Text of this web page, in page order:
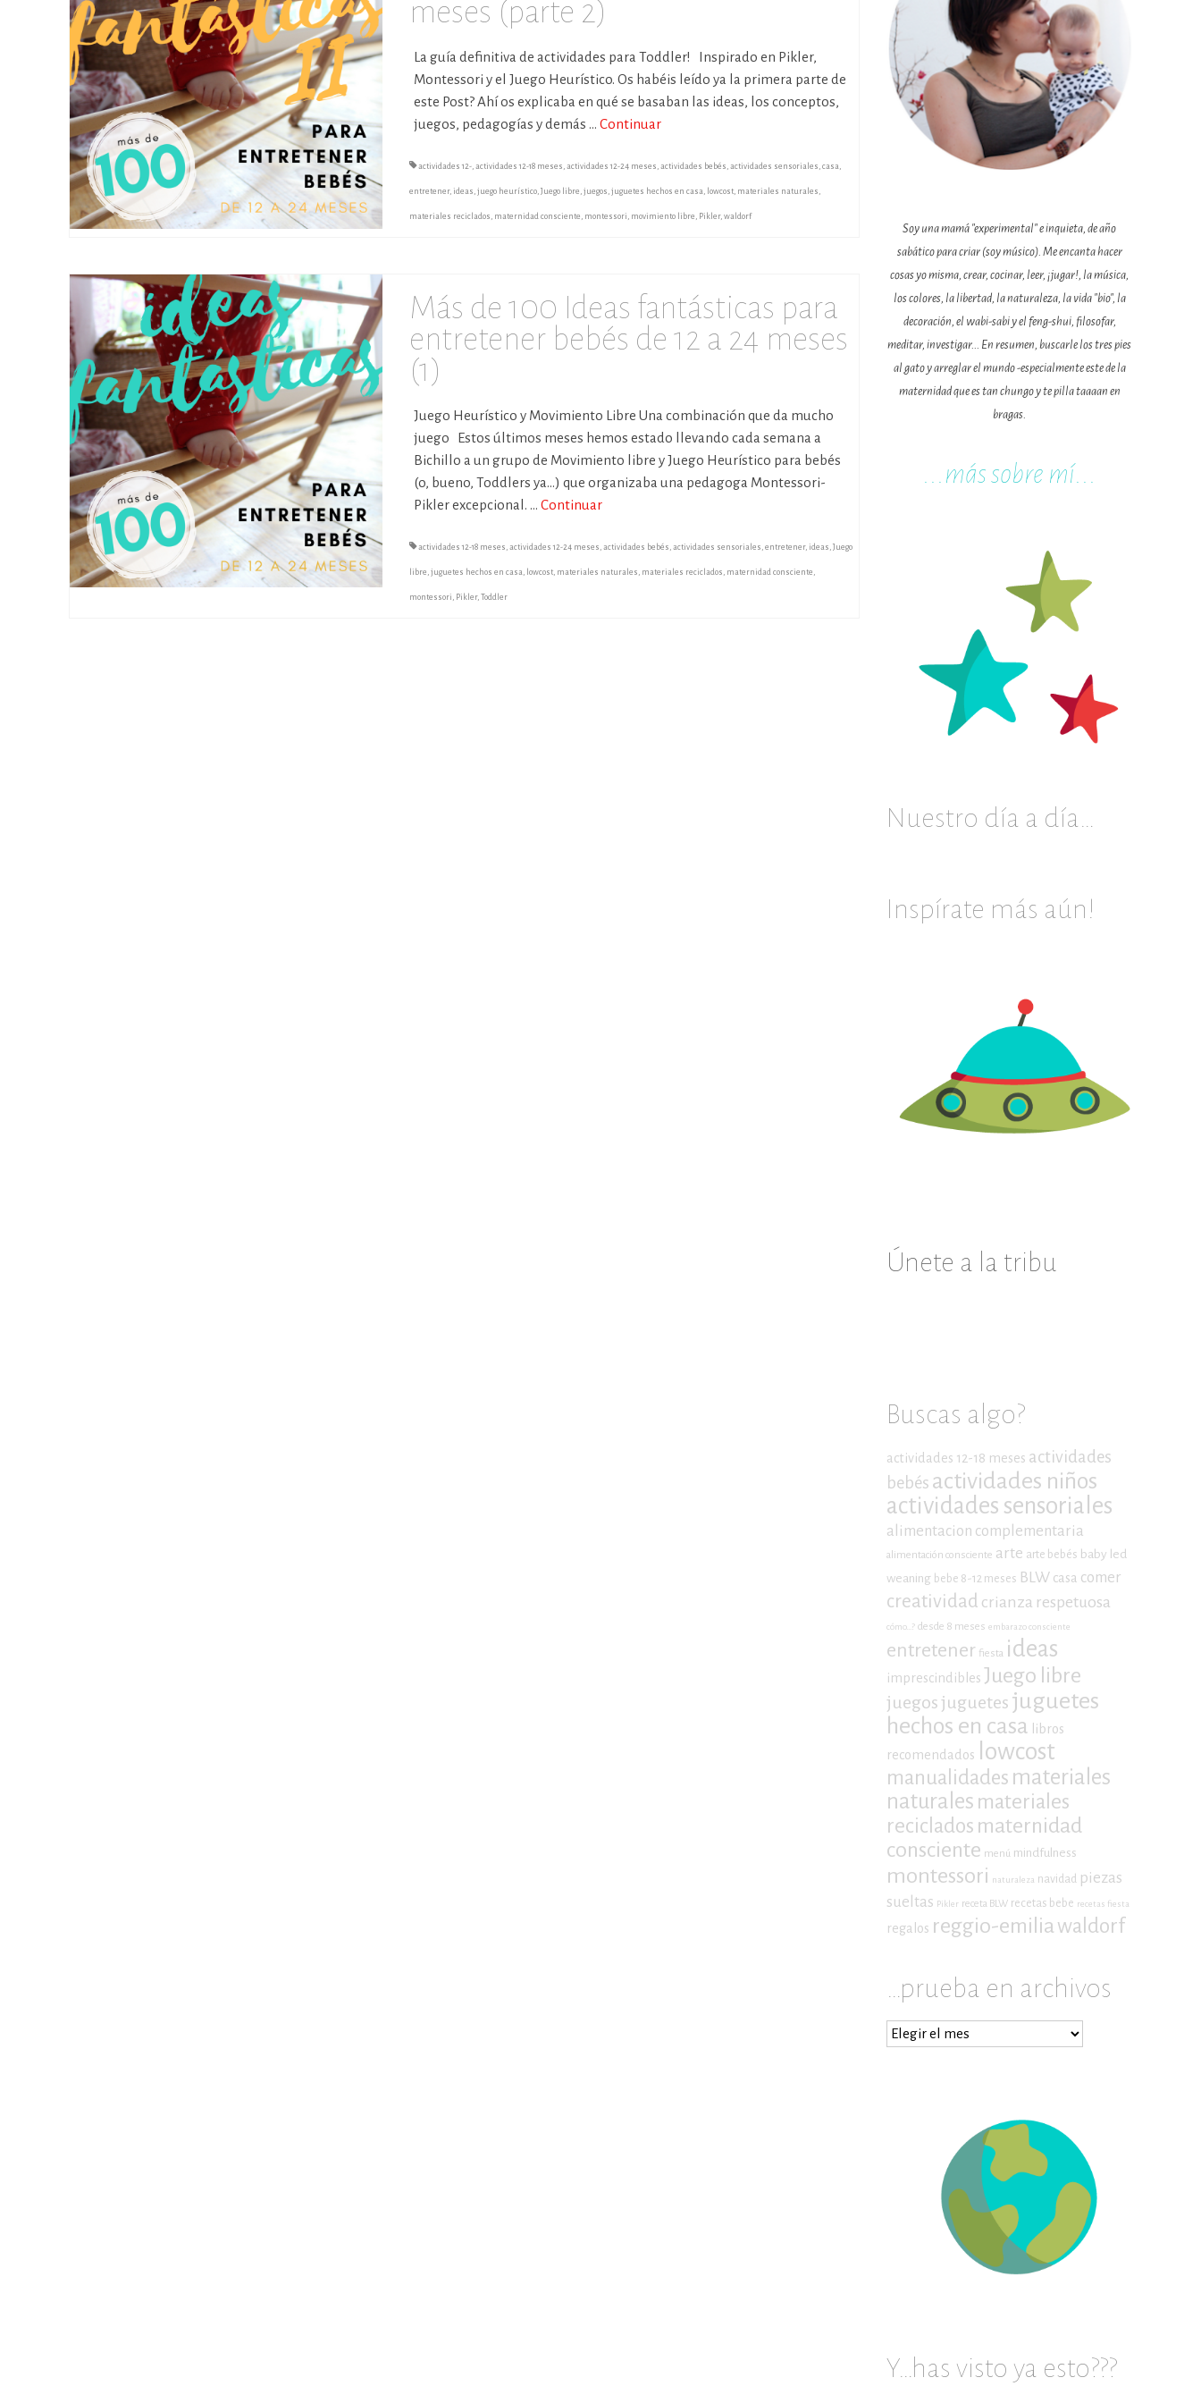
meses (parte 2)
La guía definitiva de actividades para Toddler! Inspirado en Pikler,
Montessori y el Juego Heurístico. Os habéis leído ya la primera parte de
este Post? Ahí os explicaba en qué se basaban las ideas, los conceptos,
juegos, pedagogías y demás …Continuar
actividades 12-,actividades 12-18 meses ,actividades 12-24 meses ,actividades bebés ,actividades sensoriales ,casa,
entretener, ideas ,juego heurístico,Juego libre ,juegos ,juguetes hechos en casa, lowcost, materiales naturales ,
materiales reciclados , maternidad consciente , montessori , movimiento libre , Pikler,waldorf
Más de 100 Ideas fantásticas para
entretener bebés de 12 a 24 meses
(1)
Juego Heurístico y Movimiento Libre Una combinación que da mucho
juego Estos últimos meses hemos estado llevando cada semana a
Bichillo a un grupo de Movimiento libre y Juego Heurístico para bebés
(o, bueno, Toddlers ya…) que organizaba una pedagoga Montessori-
Pikler excepcional. …Continuar
actividades 12-18 meses ,actividades 12-24 meses ,actividades bebés ,actividades sensoriales ,entretener, ideas ,Juego
libre ,juguetes hechos en casa, lowcost, materiales naturales , materiales reciclados , maternidad consciente ,
montessori , Pikler,Toddler
Soy una mamá "experimental" e inquieta, de año
sabático para criar (soy músico). Me encanta hacer
cosas yo misma, crear, cocinar, leer, ¡jugar!, la música,
los colores, la libertad, la naturaleza, la vida "bio", la
decoración, el wabi-sabi y el feng-shui, filosofar,
meditar, investigar... En resumen, buscarle los tres pies
al gato y arreglar el mundo -especialmente este de la
maternidad que es tan chungo y te pilla taaaan en
bragas.
...más sobre mí...
Nuestro día a día…
Inspírate más aún!
Únete a la tribu
Buscas algo?
actividades 12-18 meses actividades
bebés actividades niños
actividades sensoriales
alimentacion complementaria
alimentación consciente arte arte bebés baby led
weaning bebe 8-12 meses BLW casa comer
creatividad crianza respetuosa
cómo...? desde 8 meses embarazo consciente
entretener fiesta ideas
imprescindibles Juego libre
juegosjuguetes juguetes
hechos en casa
libros
recomendados
lowcost
manualidades materiales
naturales materiales
reciclados maternidad
consciente menú mindfulness
montessori naturaleza navidad piezas
sueltas Pikler receta BLW recetas bebe recetas fiesta
regalos reggio-emilia waldorf
…prueba en archivos
…
Y…has visto ya esto???